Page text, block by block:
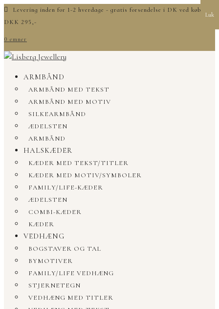
Levering inden for 1-2 hverdage - gratis forsendelse i DK ved køb over
DKK 295,-
0 emner
ARMBÅND
ARMBÅND MED TEKST
ARMBÅND MED MOTIV
SILKEARMBÅND
ÆDELSTEN
ARMBÅND
HALSKÆDER
KÆDER MED TEKST/TITLER
KÆDER MED MOTIV/SYMBOLER
FAMILY/LIFE-KÆDER
ÆDELSTEN
COMBI-KÆDER
KÆDER
VEDHÆNG
BOGSTAVER OG TAL
BYMOTIVER
FAMILY/LIFE VEDHÆNG
STJERNETEGN
VEDHÆNG MED TITLER
Luk